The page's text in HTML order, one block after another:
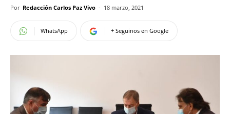
Por Redacción Carlos Paz Vivo - 18 marzo, 2021
WhatsApp + Seguinos en Google